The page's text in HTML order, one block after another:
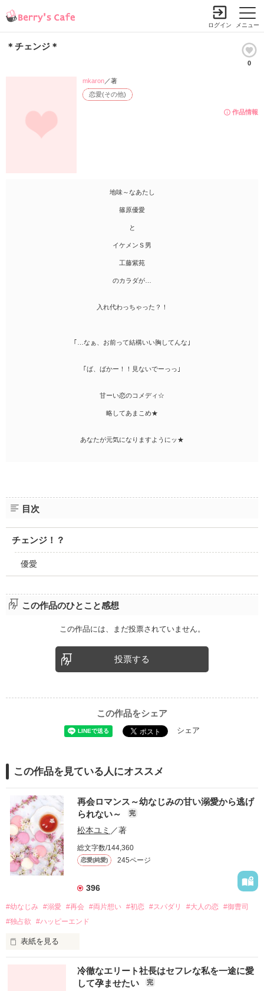
メニュー
ログイン
＊チェンジ＊
0
作品情報
恋愛(その他)
mkaron／著
地味～なあたし
篠原優愛
と
イケメンＳ男
工藤紫苑
のカラダが…
入れ代わっちゃった？！
｢…なぁ、お前って結構いい胸してんな｣
｢ば、ばかー！！見ないでーっっ｣
甘ーい恋のコメディ☆
略してあまこめ★
あなたが元気になりますようにッ★
目次
チェンジ！？
優愛
この作品のひとこと感想
この作品には、まだ投票されていません。
投票する
この作品をシェア
シェア
この作品を見ている人にオススメ
再会ロマンス～幼なじみの甘い溺愛から逃げ
られない～
完
松本ユミ ／著
総文字数/144,360
恋愛(純愛) 245ページ
396
#幼なじみ #溺愛 #再会 #両片想い #初恋 #スパダリ #大人の恋 #御曹司
#独占欲
#ハッピーエンド
表紙を見る
冷徹なエリート社長はセフレな私を一途に愛
して孕ませたい
完